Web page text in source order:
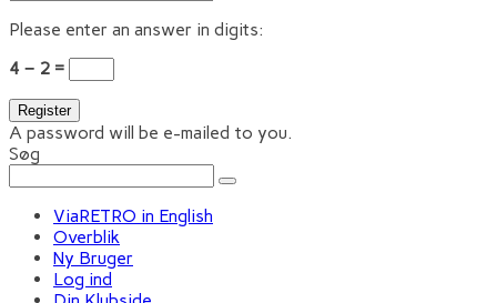
Please enter an answer in digits:
4 − 2 =
A password will be e-mailed to you.
Søg
ViaRETRO in English
Overblik
Ny Bruger
Log ind